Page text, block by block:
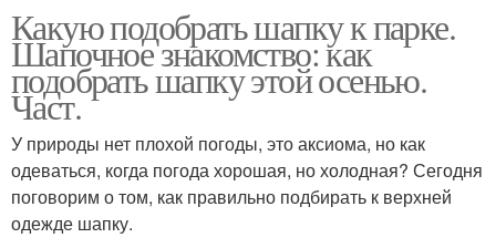
Какую подобрать шапку к парке.
Шапочное знакомство: как
подобрать шапку этой осенью.
Част.
У природы нет плохой погоды, это аксиома, но как
одеваться, когда погода хорошая, но холодная? Сегодня
поговорим о том, как правильно подбирать к верхней
одежде шапку.